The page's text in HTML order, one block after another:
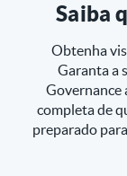
Saiba
Obtenha
Garanta a
Governance
completa de
preparado